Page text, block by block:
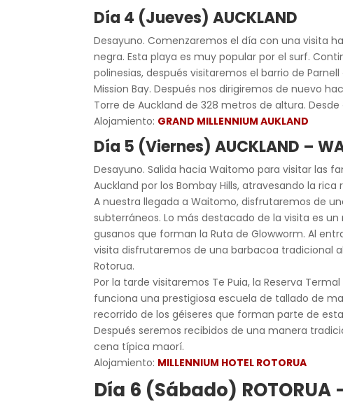
Día 4 (Jueves) AUCKLAND
Desayuno. Comenzaremos el día con una visita
negra. Esta playa es muy popular por el surf.
polinesias, después visitaremos el barrio de
Mission Bay. Después nos dirigiremos de nuevo
Torre de Auckland de 328 metros de altura.
Alojamiento: GRAND MILLENNIUM AUKLAND
Día 5 (Viernes) AUCKLAND –
Desayuno. Salida hacia Waitomo para visitar las
Auckland por los Bombay Hills, atravesando la
A nuestra llegada a Waitomo, disfrutaremos de
subterráneos. Lo más destacado de la visita es
gusanos que forman la Ruta de Glowworm. Al
visita disfrutaremos de una barbacoa tradicional
Rotorua.
Por la tarde visitaremos Te Puia, la Reserva
funciona una prestigiosa escuela de tallado de
recorrido de los géiseres que forman parte de
Después seremos recibidos de una manera
cena típica maorí.
Alojamiento: MILLENNIUM HOTEL ROTORUA
Día 6 (Sábado) ROTORUA